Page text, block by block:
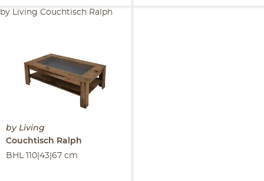
by Living
Couchtisch Ralph
BHL 110|43|67 cm
by Living Couchtisch Ralph